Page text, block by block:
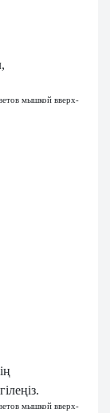
мышкой вверх-
мышкой вверх-